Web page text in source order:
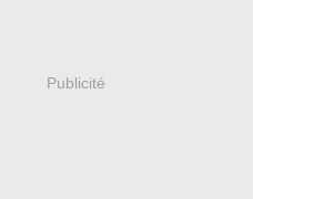
Publicité